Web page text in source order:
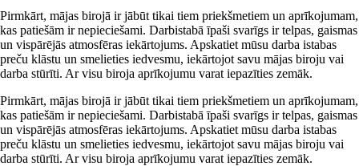
Pirmkārt, mājas birojā ir jābūt tikai tiem priekšmetiem un aprīkojumam,
kas patiešām ir nepieciešami. Darbistabā īpaši svarīgs ir telpas, gaismas
un vispārējās atmosfēras iekārtojums. Apskatiet mūsu darba istabas
preču klāstu un smelieties iedvesmu, iekārtojot savu mājas biroju vai
darba stūrīti. Ar visu biroja aprīkojumu varat iepazīties zemāk.
Pirmkārt, mājas birojā ir jābūt tikai tiem priekšmetiem un aprīkojumam,
kas patiešām ir nepieciešami. Darbistabā īpaši svarīgs ir telpas, gaismas
un vispārējās atmosfēras iekārtojums. Apskatiet mūsu darba istabas
preču klāstu un smelieties iedvesmu, iekārtojot savu mājas biroju vai
darba stūrīti. Ar visu biroja aprīkojumu varat iepazīties zemāk.